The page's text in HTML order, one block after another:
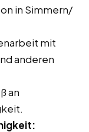
in Simmern/
mit
anderen
an